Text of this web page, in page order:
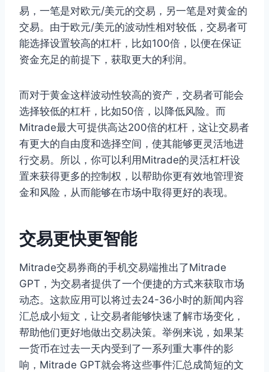
易，一笔是对欧元/美元的交易，另一笔是对黄金的
交易。由于欧元/美元的波动性相对较低，交易者可
能选择设置较高的杠杆，比如100倍，以便在保证
资金充足的前提下，获取更大的利润。
而对于黄金这样波动性较高的资产，交易者可能会
选择较低的杠杆，比如50倍，以降低风险。而
Mitrade最大可提供高达200倍的杠杆，这让交易者
有更大的自由度和选择空间，使其能够更灵活地进
行交易。所以，你可以利用Mitrade的灵活杠杆设
置来获得更多的控制权，以帮助你更有效地管理资
金和风险，从而能够在市场中取得更好的表现。
交易更快更智能
Mitrade交易券商的手机交易端推出了Mitrade
GPT，为交易者提供了一个便捷的方式来获取市场
动态。这款应用可以将过去24-36小时的新闻内容
汇总成小短文，让交易者能够快速了解市场变化，
帮助他们更好地做出交易决策。举例来说，如果某
一货币在过去一天内受到了一系列重大事件的影
响，Mitrade GPT就会将这些事件汇总成简短的文